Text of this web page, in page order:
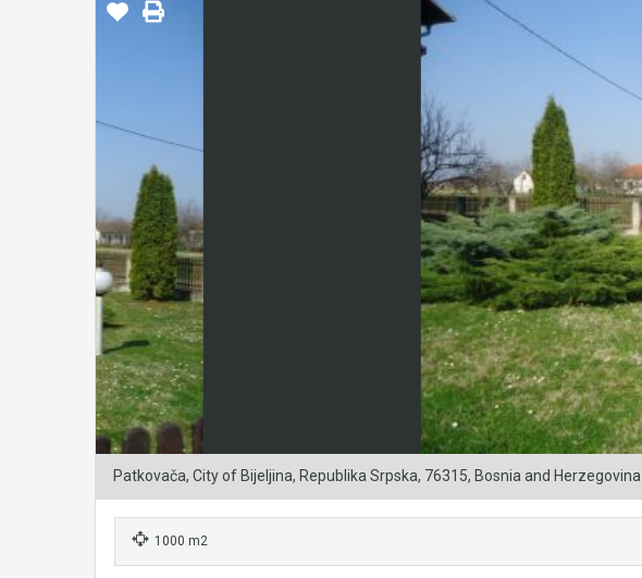
Patkovača, City of Bijeljina, Republika Srpska, 76315, Bosnia and Herzegovina
1000 m2